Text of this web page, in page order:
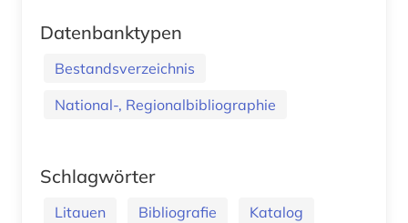
Datenbanktypen
Bestandsverzeichnis
National-, Regionalbibliographie
Schlagwörter
Litauen Bibliografie Katalog